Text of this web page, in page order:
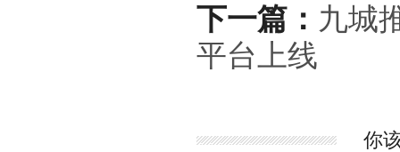
下一篇： 九城
平台上线
你